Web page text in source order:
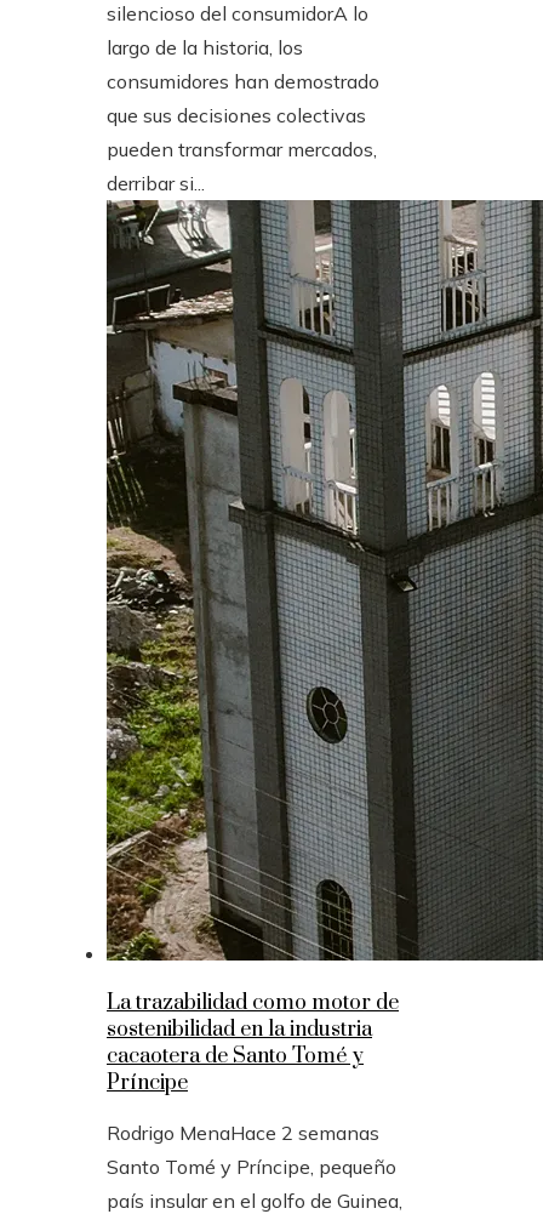
silencioso del consumidorA lo
largo de la historia, los
consumidores han demostrado
que sus decisiones colectivas
pueden transformar mercados,
derribar si...
La trazabilidad como motor de
sostenibilidad en la industria
cacaotera de Santo Tomé y
Príncipe
Rodrigo MenaHace 2 semanas
Santo Tomé y Príncipe, pequeño
país insular en el golfo de Guinea,